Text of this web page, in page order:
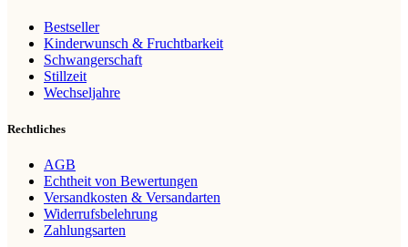
Bestseller
Kinderwunsch & Fruchtbarkeit
Schwangerschaft
Stillzeit
Wechseljahre
Rechtliches
AGB
Echtheit von Bewertungen
Versandkosten & Versandarten
Widerrufsbelehrung
Zahlungsarten